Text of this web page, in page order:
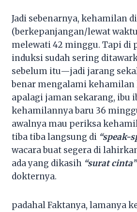
Jadi sebenarnya, kehamilan
(berkepanjangan/lewat
melewati 42 minggu. Tapi di
induksi sudah sering
sebelum itu—jadi jarang
benar mengalami kehamilan
apalagi jaman sekarang, ibu
kehamilannya baru 36
awalnya mau periksa
tiba tiba langsung di “speak-
wacara buat segera di
ada yang dikasih “surat cinta”
dokternya.
padahal Faktanya, lamanya